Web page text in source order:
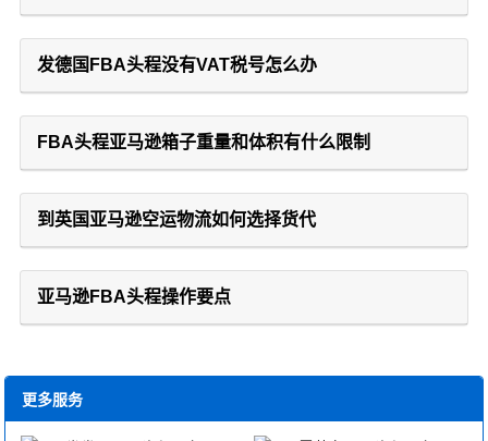
发德国FBA头程没有VAT税号怎么办
FBA头程亚马逊箱子重量和体积有什么限制
到英国亚马逊空运物流如何选择货代
亚马逊FBA头程操作要点
更多服务